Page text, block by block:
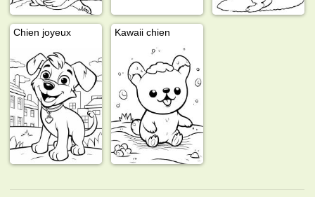
Chien joyeux Kawaii chien